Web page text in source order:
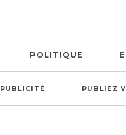
POLITIQUE
PUBLICITÉ PUBLIEZ